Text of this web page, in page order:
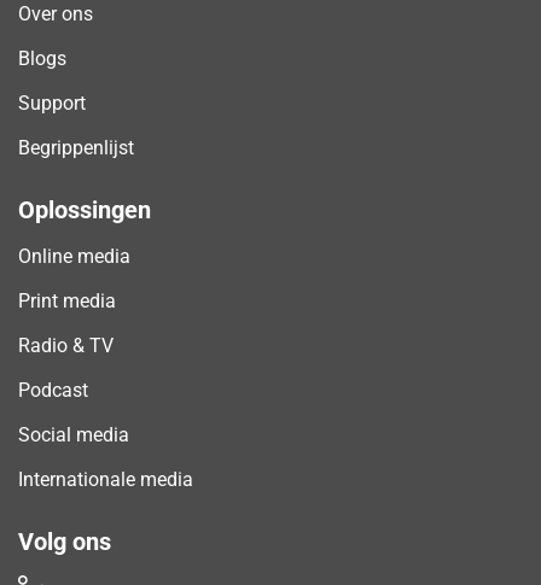
Over ons
Blogs
Support
Begrippenlijst
Oplossingen
Online media
Print media
Radio & TV
Podcast
Social media
Internationale media
Volg ons